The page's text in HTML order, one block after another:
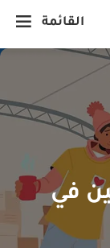
القائمة
في